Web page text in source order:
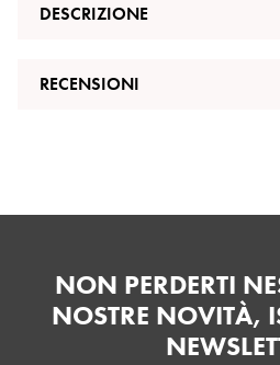
DESCRIZIONE
RECENSIONI
NON PERDERTI
NOSTRE NOVITÀ,